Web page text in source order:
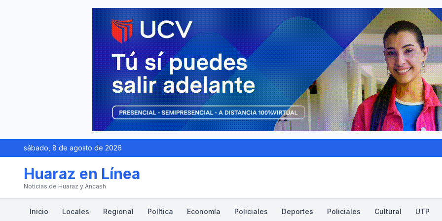
sábado, 8 de agosto de 2026
Huaraz en Línea
Noticias de Huaraz y Áncash
Inicio Locales Regional Política Economía Policiales Deportes Policiales Cultural UTP